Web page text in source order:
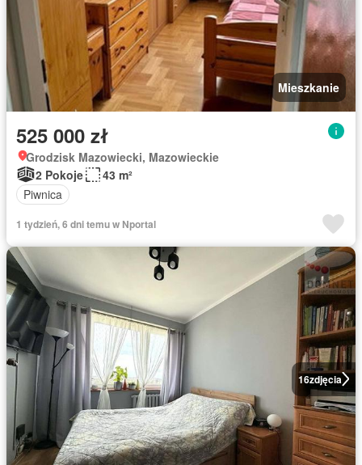
Mieszkanie
525 000 zł
Grodzisk Mazowiecki, Mazowieckie
2 Pokoje
43 m²
Piwnica
1 tydzień, 6 dni temu w Nportal
16zdjęcia